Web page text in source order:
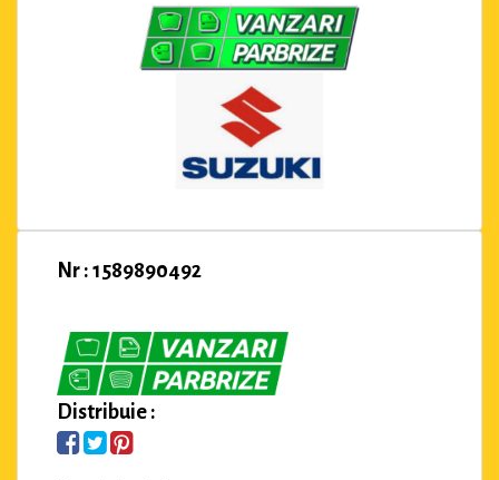
Nr : 1589890492
Distribuie :